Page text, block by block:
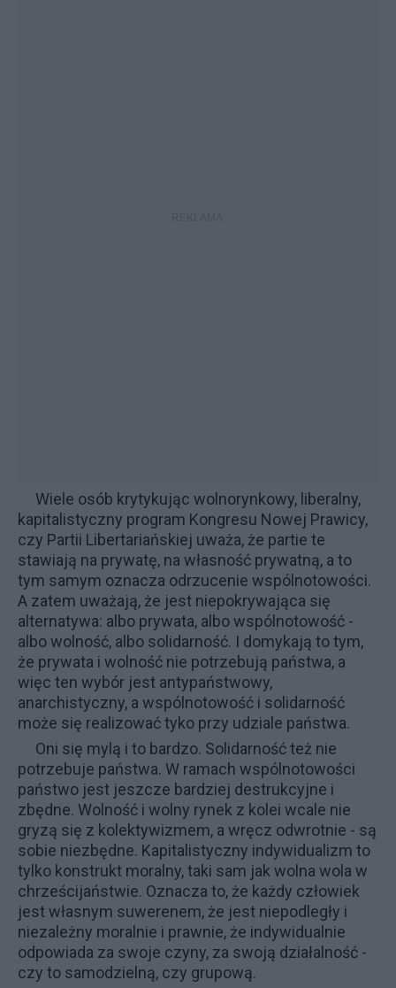
Wiele osób krytykując wolnorynkowy, liberalny,
kapitalistyczny program Kongresu Nowej Prawicy,
czy Partii Libertariańskiej uważa, że partie te
stawiają na prywatę, na własność prywatną, a to
tym samym oznacza odrzucenie wspólnotowości.
A zatem uważają, że jest niepokrywająca się
alternatywa: albo prywata, albo wspólnotowość -
albo wolność, albo solidarność. I domykają to tym,
że prywata i wolność nie potrzebują państwa, a
więc ten wybór jest antypaństwowy,
anarchistyczny, a wspólnotowość i solidarność
może się realizować tyko przy udziale państwa.
Oni się mylą i to bardzo. Solidarność też nie
potrzebuje państwa. W ramach wspólnotowości
państwo jest jeszcze bardziej destrukcyjne i
zbędne. Wolność i wolny rynek z kolei wcale nie
gryzą się z kolektywizmem, a wręcz odwrotnie - są
sobie niezbędne. Kapitalistyczny indywidualizm to
tylko konstrukt moralny, taki sam jak wolna wola w
chrześcijaństwie. Oznacza to, że każdy człowiek
jest własnym suwerenem, że jest niepodległy i
niezależny moralnie i prawnie, że indywidualnie
odpowiada za swoje czyny, za swoją działalność -
czy to samodzielną, czy grupową.